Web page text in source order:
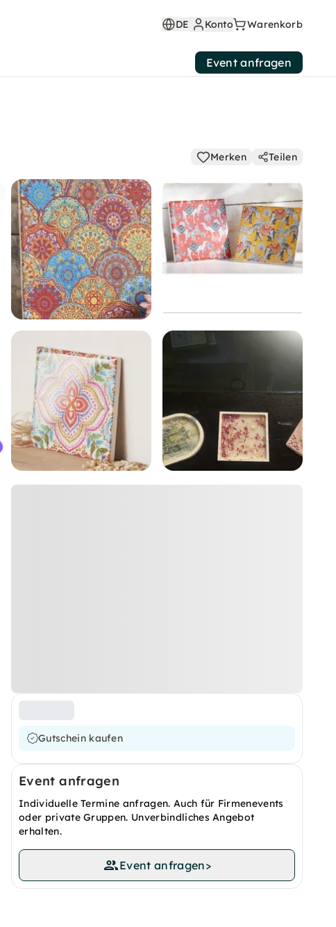
DE Konto Warenkorb
Event anfragen
Merken Teilen
Gutschein kaufen
Event anfragen
Individuelle Termine anfragen. Auch für Firmenevents
oder private Gruppen. Unverbindliches Angebot
erhalten.
Event anfragen>